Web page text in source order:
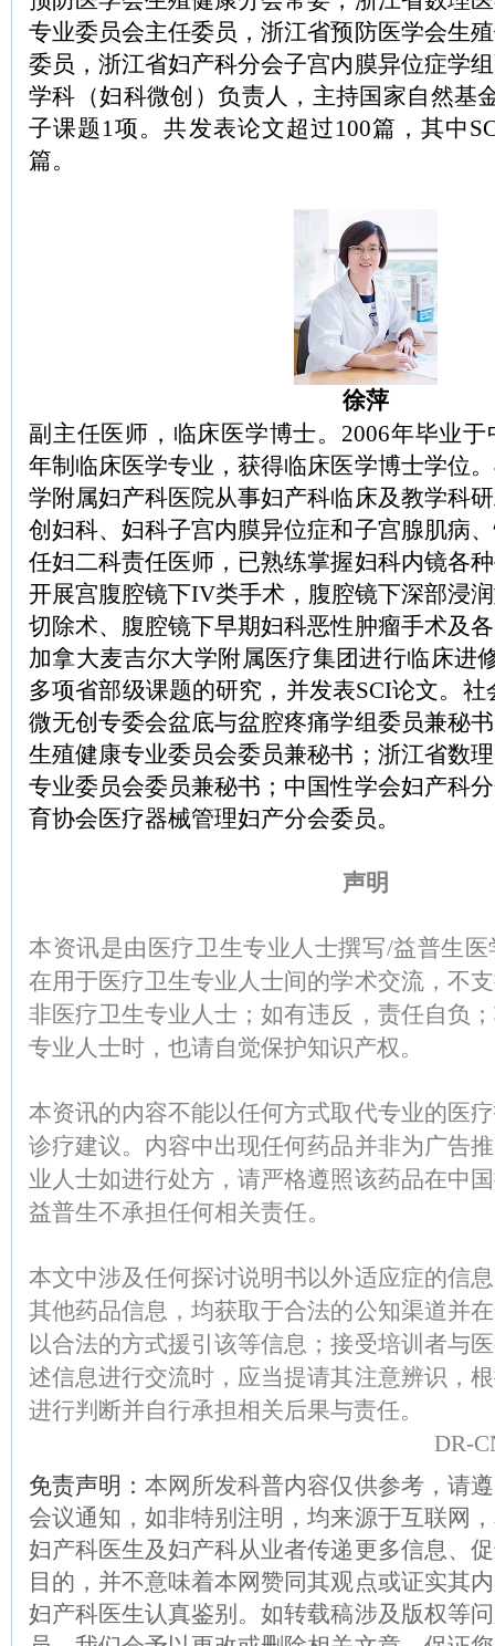
专业委员会主任委员，浙江省预防医学会生
委员，浙江省妇产科分会子宫内膜异位症学
学科（妇科微创）负责人，主持国家自然基
子课题1项。共发表论文超过100篇，其中
篇。
徐萍
副主任医师，临床医学博士。2006年毕业
年制临床医学专业，获得临床医学博士学位
学附属妇产科医院从事妇产科临床及教学科
创妇科、妇科子宫内膜异位症和子宫腺肌病
任妇二科责任医师，已熟练掌握妇科内镜各
开展宫腹腔镜下IV类手术，腹腔镜下深部浸
切除术、腹腔镜下早期妇科恶性肿瘤手术及
加拿大麦吉尔大学附属医疗集团进行临床进
多项省部级课题的研究，并发表SCI论文。
微无创专委会盆底与盆腔疼痛学组委员兼秘
生殖健康专业委员会委员兼秘书；浙江省数
专业委员会委员兼秘书；中国性学会妇产科
育协会医疗器械管理妇产分会委员。
声明
本资讯是由医疗卫生专业人士撰写/益普生
在用于医疗卫生专业人士间的学术交流，不
非医疗卫生专业人士；如有违反，责任自负
专业人士时，也请自觉保护知识产权。
本资讯的内容不能以任何方式取代专业的医
诊疗建议。内容中出现任何药品并非为广告
业人士如进行处方，请严格遵照该药品在中
益普生不承担任何相关责任。
本文中涉及任何探讨说明书以外适应症的信
其他药品信息，均获取于合法的公知渠道并
以合法的方式援引该等信息；接受培训者与
述信息进行交流时，应当提请其注意辨识，
进行判断并自行承担相关后果与责任。
DR-
免责声明：本网所发科普内容仅供参考，请
会议通知，如非特别注明，均来源于互联网
妇产科医生及妇产科从业者传递更多信息、
目的，并不意味着本网赞同其观点或证实其
妇产科医生认真鉴别。如转载稿涉及版权等